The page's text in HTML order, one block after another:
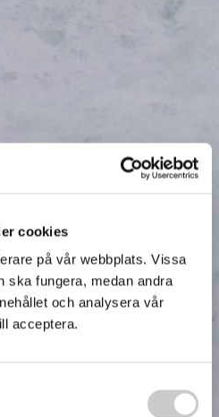
cookies
på vår webbplats. Vissa
ska fungera, medan andra
och analysera vår
acceptera.